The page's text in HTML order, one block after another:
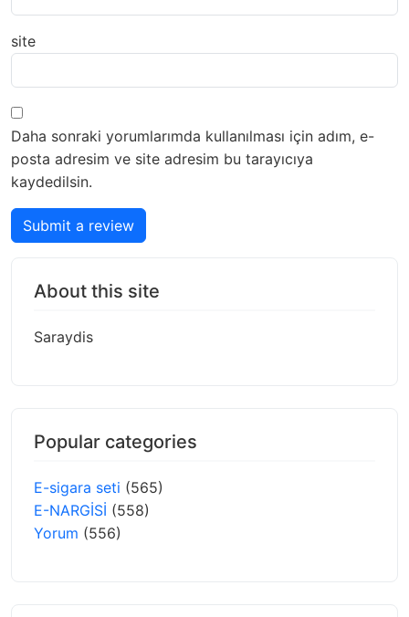
site
Daha sonraki yorumlarımda kullanılması için adım, e-
posta adresim ve site adresim bu tarayıcıya
kaydedilsin.
Submit a review
About this site
Saraydis
Popular categories
E-sigara seti (565)
E-NARGİSİ (558)
Yorum (556)